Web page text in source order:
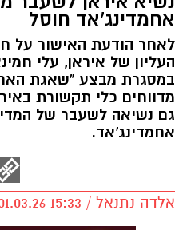
אחמדינג'אד חוסל
לאחר הודעת האישור על
העליון של איראן, עלי
במסגרת מבצע "שאגת
מדווחים כלי תקשורת
גם נשיאה לשעבר של
אחמדינג'אד.
אלדה נתנאל / 15:33 01.03.26